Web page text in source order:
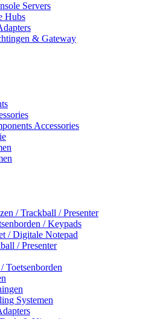
Servers
Hubs
& Gateway
Accessories
/ Trackball / Presenter
/ Keypads
/ Digitale Notepad
/ Presenter
Toetsenborden
Systemen